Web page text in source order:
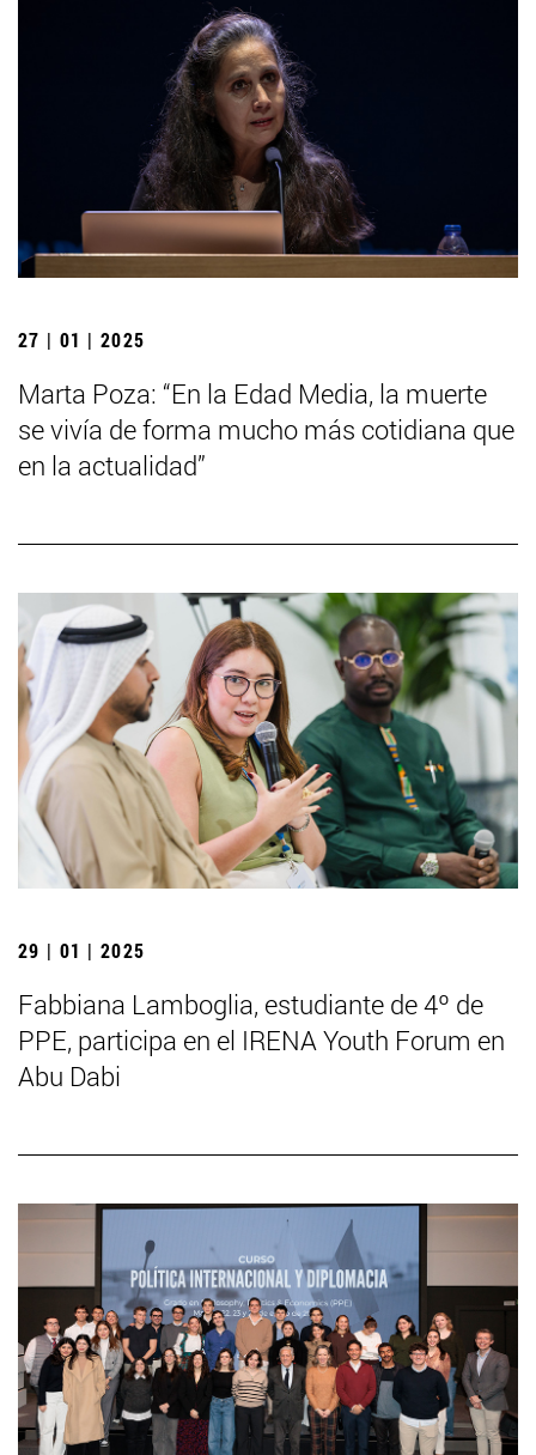
27 | 01 | 2025
Marta Poza: “En la Edad Media, la muerte
se vivía de forma mucho más cotidiana que
en la actualidad”
29 | 01 | 2025
Fabbiana Lamboglia, estudiante de 4º de
PPE, participa en el IRENA Youth Forum en
Abu Dabi